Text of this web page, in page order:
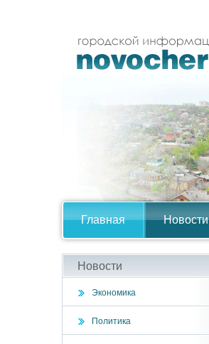
Главная Новости
Новости
Экономика
Политика